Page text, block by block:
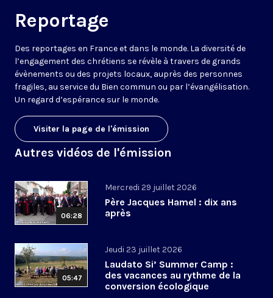
Reportage
Des reportages en France et dans le monde. La diversité de
l’engagement des chrétiens se révèle à travers de grands
évènements ou des projets locaux, auprès des personnes
fragiles, au service du Bien commun ou par l’évangélisation.
Un regard d’espérance sur le monde.
Visiter la page de l'émission
Autres vidéos de l'émission
06:28
Mercredi 29 juillet 2026
Père Jacques Hamel : dix ans
après
05:47
Jeudi 23 juillet 2026
Laudato Si’ Summer Camp :
des vacances au rythme de la
conversion écologique